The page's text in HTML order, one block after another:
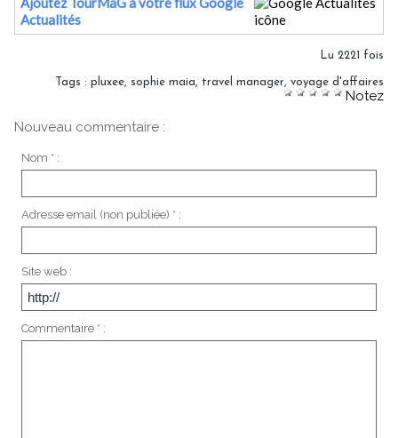
Actualités
Lu 2221 fois
Tags : pluxee sophie maia travel manager voyage d'affaires
Notez
Nouveau commentaire :
Nom * :
Adresse email (non publiée) * :
Site web :
Commentaire * :